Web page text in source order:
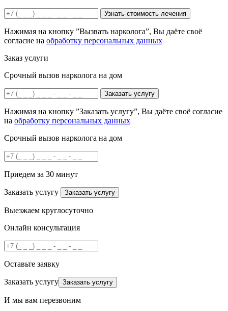
Узнать стоимость лечения
Нажимая на кнопку ”Вызвать нарколога”, Вы даёте своё
согласие на обработку персональных данных
Заказ услуги
Срочный вызов нарколога на дом
Заказать услугу
Нажимая на кнопку ”Заказать услугу”, Вы даёте своё согласие
на обработку персональных данных
Срочный вызов нарколога на дом
Приедем за 30 минут
Заказать услугу Заказать услугу
Выезжаем круглосуточно
Онлайн консультация
Оставьте заявку
Заказать услугу Заказать услугу
И мы вам перезвоним